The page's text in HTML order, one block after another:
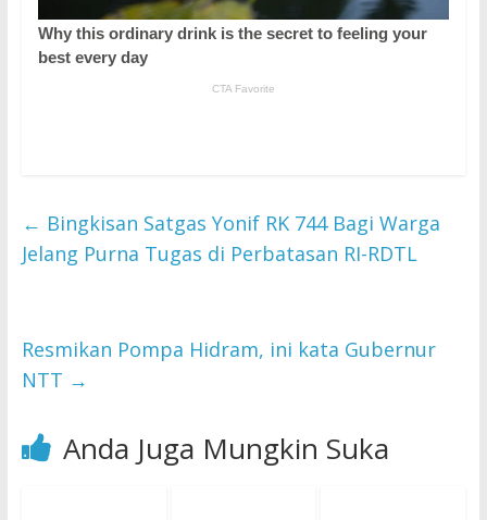
← Bingkisan Satgas Yonif RK 744 Bagi Warga
Jelang Purna Tugas di Perbatasan RI-RDTL
Resmikan Pompa Hidram, ini kata Gubernur
NTT →
Anda Juga Mungkin Suka